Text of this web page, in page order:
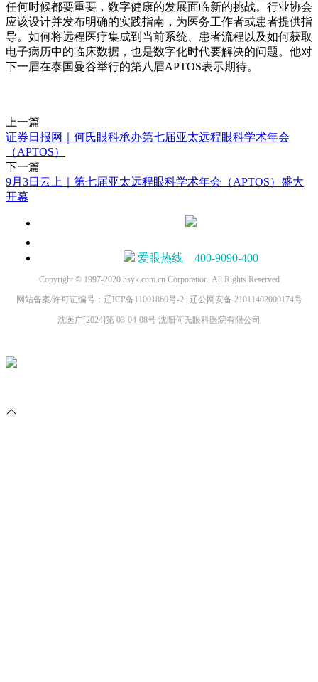
任何时候都要重要，数字健康的发展面临新的挑战。行业协会
应该设计并发布明确的实践指南，为医务工作者或患者提供指
导。如何将远程医疗集成到当前系统、患者流程以及如何获取
电子病历中的临床数据，也是数字化时代要解决的问题。他对
下一届在泰国曼谷举行的第八届APTOS表示期待。
上一篇
证券日报网｜何氏眼科承办第七届亚太远程眼科学术年会
（APTOS）
下一篇
9月3日云上｜第七届亚太远程眼科学术年会（APTOS）盛大
开幕
爱眼热线 400-9090-400
Copyright © 1997-2020 hsyk.com.cn Corporation, All Rights Reserved
网站备案/许可证编号：辽ICP备11001860号-2 | 辽公网安备 21011402000174号
沈医广[2024]第 03-04-08号 沈阳何氏眼科医院有限公司